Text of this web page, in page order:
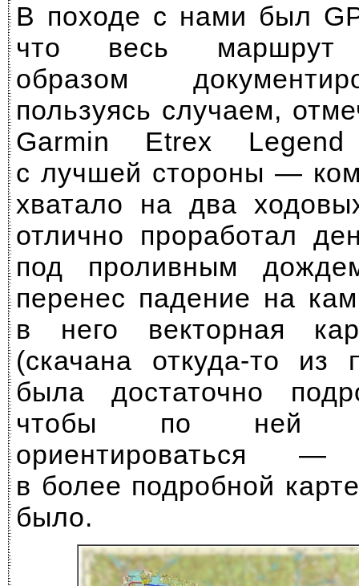
В походе с нами был
что весь маршрут
образом
пользуясь случаем,
Garmin Etrex
с лучшей стороны —
хватало на два
отлично проработал
под проливным
перенес падение на
в него векторная
(скачана откуда-то из
была достаточно
чтобы по ней
ориентироваться —
в более подробной
было.